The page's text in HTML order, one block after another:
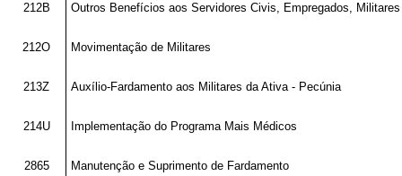
212B Outros Benefícios aos Servidores Civis, Empregados,
212O Movimentação de Militares
213Z Auxílio-Fardamento aos Militares da Ativa - Pecúnia
214U Implementação do Programa Mais Médicos
2865 Manutenção e Suprimento de Fardamento